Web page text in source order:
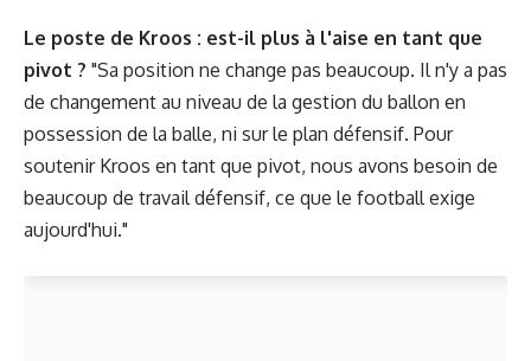
Le poste de Kroos : est-il plus à l'aise en tant que
pivot ? "Sa position ne change pas beaucoup. Il n'y a pas
de changement au niveau de la gestion du ballon en
possession de la balle, ni sur le plan défensif. Pour
soutenir Kroos en tant que pivot, nous avons besoin de
beaucoup de travail défensif, ce que le football exige
aujourd'hui."